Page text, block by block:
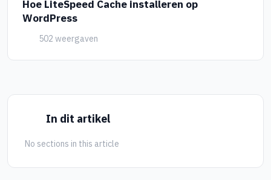
Hoe LiteSpeed Cache installeren op
WordPress
502 weergaven
In dit artikel
No sections in this article